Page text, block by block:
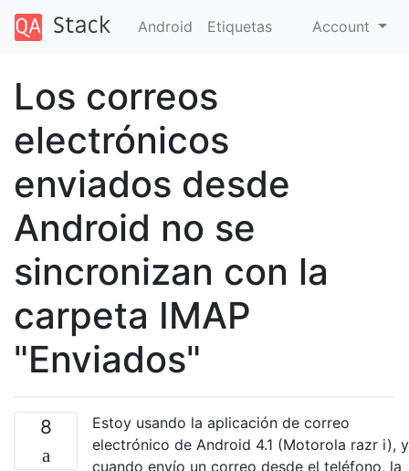
Android Etiquetas Account
Los correos
electrónicos
enviados desde
Android no se
sincronizan con la
carpeta IMAP
"Enviados"
8
Estoy usando la aplicación de correo
electrónico de Android 4.1 (Motorola razr i), y
cuando envío un correo desde el teléfono, la